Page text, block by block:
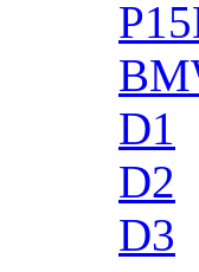
D1
D2
D3